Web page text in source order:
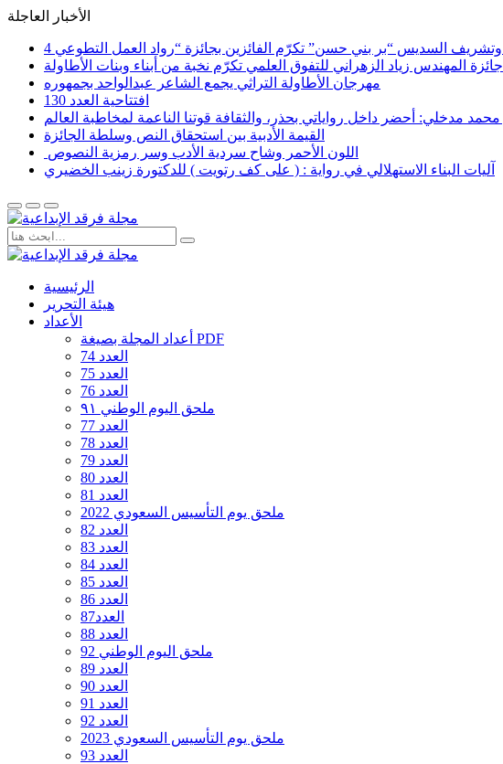
الأخبار العاجلة
جائزة المهندس زياد الزهراني للتفوق العلمي تكرّم نخبة من أبناء وبنات الأطاولة
مهرجان الأطاولة التراثي يجمع الشاعر عبدالواحد بجمهوره
افتتاحية العدد 130
القيمة الأدبية بين استحقاق النص وسلطة الجائزة
​ اللون الأحمر وشاح سردية الأدب وسر رمزية النصوص
آليات البناء الاستهلالي في رواية : ( على كف رتويت ) للدكتورة زينب الخضيري
الرئيسية
هيئة التحرير
الأعداد
أعداد المجلة بصيغة PDF
العدد 74
العدد 75
العدد 76
ملحق اليوم الوطني ٩١
العدد 77
العدد 78
العدد 79
العدد 80
العدد 81
ملحق يوم التأسيس السعودي 2022
العدد 82
العدد 83
العدد 84
العدد 85
العدد 86
العدد87
العدد 88
ملحق اليوم الوطني 92
العدد 89
العدد 90
العدد 91
العدد 92
ملحق يوم التأسيس السعودي 2023
العدد 93